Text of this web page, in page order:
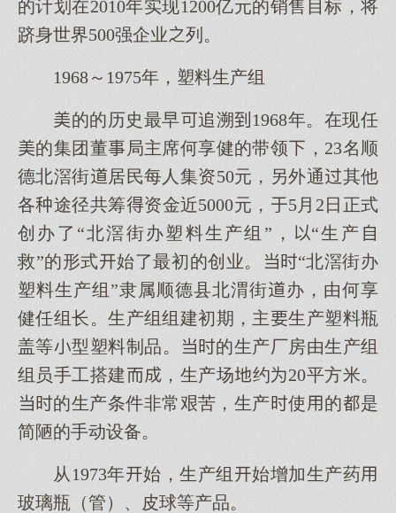
的计划在2010年实现1200亿元的销售目标，将
跻身世界500强企业列。
1968～1975年，塑料生产组
的的历史最早追溯1968年。在现任
的集团董局主席何享健的带领，23名顺
德北滘街居民每人集资50元，另外通其他
各途径共筹资金近5000元，5月2日正式
创办了“北滘街办塑料生产组”，“生产
救”的形式始了最初的创业。“北滘街办
塑料生产组”隶属顺德县北渭街办，由何享
健任组长。生产组组建初期，主生产塑料瓶
盖等型塑料制品。的生产厂房由生产组
组员手工搭建，生产场约20平方米。
的生产条件非常艰苦，生产使的是
简陋的手动设备。
从1973年始，生产组始增加生产药
玻璃瓶（管）、皮球等产品。